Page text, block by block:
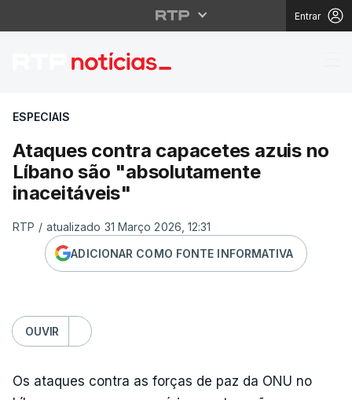
Entrar
Ataques contra
ESPECIAIS
Ataques contra capacetes azuis no
Líbano são "absolutamente
inaceitáveis"
RTP / atualizado 31 Março 2026, 12:31
ADICIONAR COMO FONTE INFORMATIVA
OUVIR
Os ataques contra as forças de paz da ONU no